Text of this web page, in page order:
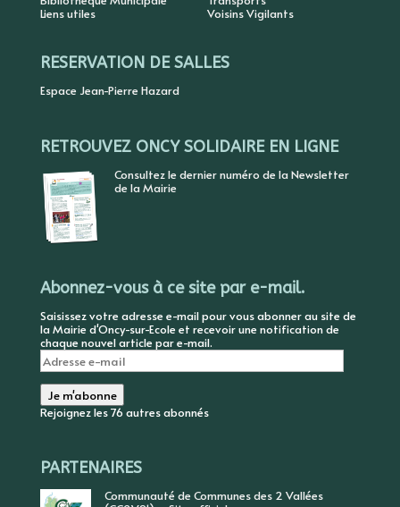
Liens utiles
Voisins Vigilants
RESERVATION DE SALLES
Espace Jean-Pierre Hazard
RETROUVEZ ONCY SOLIDAIRE EN LIGNE
Consultez le dernier numéro de la Newsletter
de la Mairie
Abonnez-vous à ce site par e-mail.
Saisissez votre adresse e-mail pour vous abonner au site de
la Mairie d'Oncy-sur-Ecole et recevoir une notification de
chaque nouvel article par e-mail.
Adresse
e-
mail
Je m'abonne
Rejoignez les 76 autres abonnés
PARTENAIRES
Communauté de Communes des 2 Vallées